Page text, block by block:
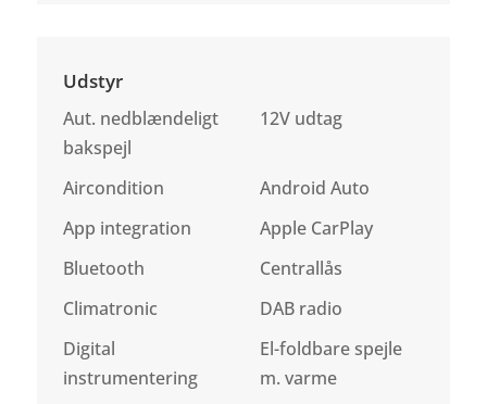
Udstyr
Aut. nedblændeligt
bakspejl
12V udtag
Aircondition
Android Auto
App integration
Apple CarPlay
Bluetooth
Centrallås
Climatronic
DAB radio
Digital
instrumentering
El-foldbare spejle
m. varme